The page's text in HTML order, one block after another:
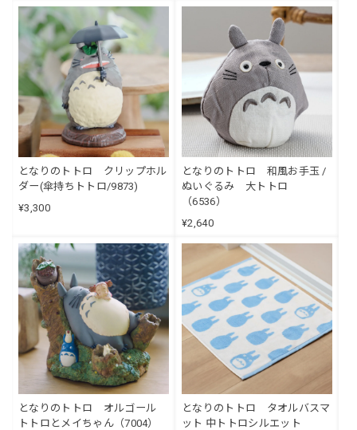
となりのトトロ クリップホル
ダー(傘持ちトトロ/9873)
¥3,300
となりのトトロ 和風お手玉 /
ぬいぐるみ 大トトロ
（6536）
¥2,640
となりのトトロ オルゴール
トトロとメイちゃん（7004）
となりのトトロ タオルバスマ
ット 中トトロシルエット